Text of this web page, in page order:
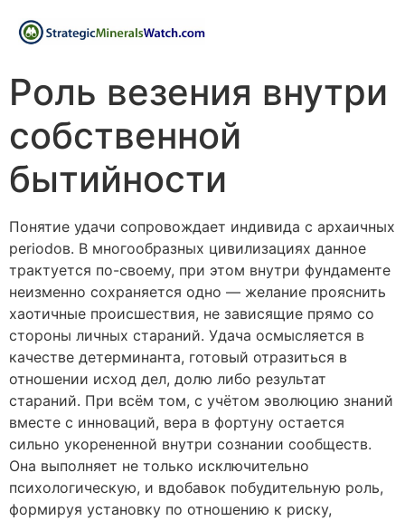
Роль везения внутри
собственной
бытийности
Понятие удачи сопровождает индивида с архаичных
periodов. В многообразных цивилизациях данное
трактуется по-своему, при этом внутри фундаменте
неизменно сохраняется одно — желание прояснить
хаотичные происшествия, не зависящие прямо со
стороны личных стараний. Удача осмысляется в
качестве детерминанта, готовый отразиться в
отношении исход дел, долю либо результат
стараний. При всём том, с учётом эволюцию знаний
вместе с инноваций, вера в фортуну остается
сильно укорененной внутри сознании сообществ.
Она выполняет не только исключительно
психологическую, и вдобавок побудительную роль,
формируя установку по отношению к риску,